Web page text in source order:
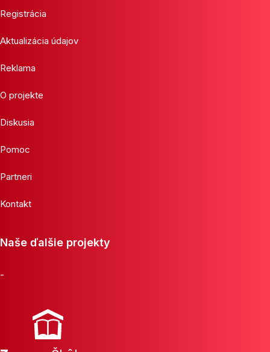
Registrácia
Aktualizácia údajov
Reklama
O projekte
Diskusia
Pomoc
Partneri
Kontakt
Naše ďalšie projekty
-